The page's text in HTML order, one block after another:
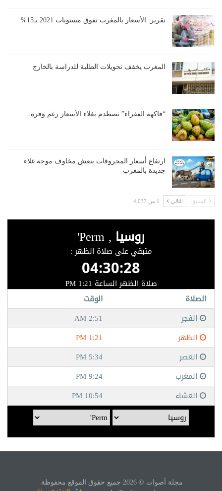
تقرير: الأسعار بالمغرب تفوق مستويات 2021 بـ15%
المغرب يخفف تحويلات الطلبة للدراسة بالخارج
“فاكهة الفقراء” تصطدم بغلاء الأسعار رغم وفرة…
ارتفاع أسعار المحروقات ينعش مخاوف موجة غلاء
جديدة بالمغرب
السابق التالي 1 من 4,037
مجلة أصوات © 2026 جميع حقوق الموقع محفوظة.